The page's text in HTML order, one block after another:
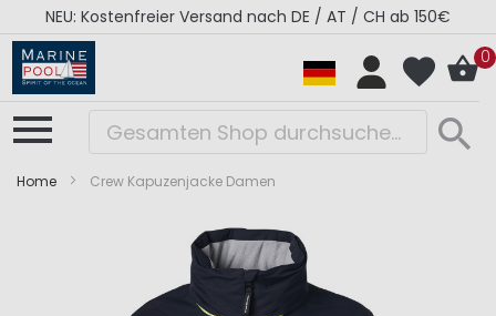
NEU: Kostenfreier Versand nach DE / AT / CH ab 150€
0
Home Crew Kapuzenjacke Damen